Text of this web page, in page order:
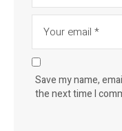
Save my name,
the next time I